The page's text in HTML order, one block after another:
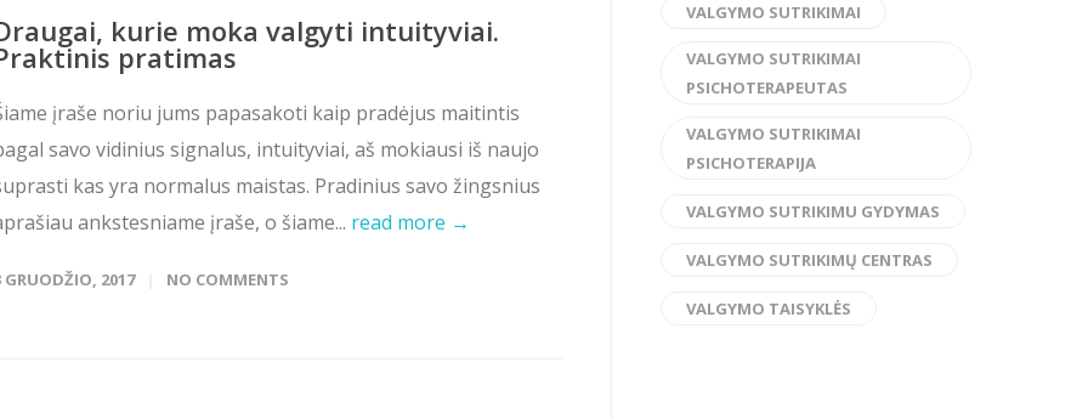
kurie moka valgyti intuityviai.
pratimas
įraše noriu jums papasakoti kaip pradėjus maitintis
savo vidinius signalus, intuityviai, aš mokiausi iš naujo
kas yra normalus maistas. Pradinius savo žingsnius
ankstesniame įraše, o šiame... read more →
GRUODŽIO, 2017 NO COMMENTS
VALGYMO SUTRIKIMAI
VALGYMO SUTRIKIMAI
PSICHOTERAPEUTAS
VALGYMO SUTRIKIMAI
PSICHOTERAPIJA
VALGYMO SUTRIKIMU GYDYMAS
VALGYMO SUTRIKIMŲ CENTRAS
VALGYMO TAISYKLĖS